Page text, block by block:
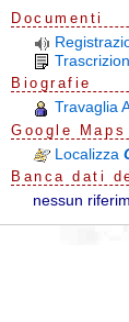
Documenti
Biografie
Travaglia
G oo g e Maps
Localizza
Banca dati
nessun